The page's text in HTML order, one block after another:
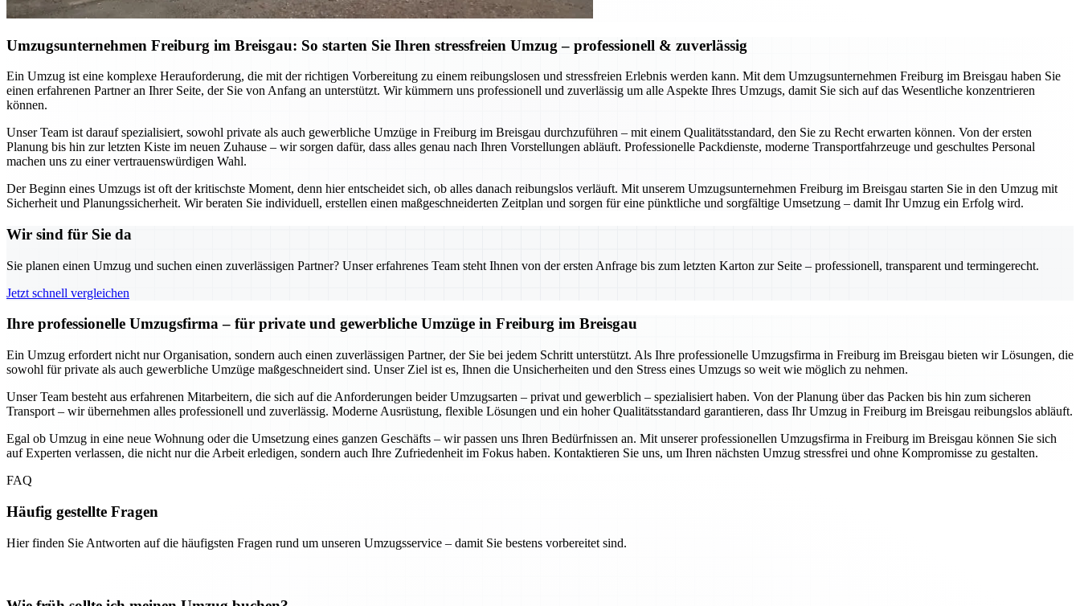
Umzugsunternehmen Freiburg im Breisgau: So starten Sie Ihren stressfreien Umzug – professionell & zuverlässig
Ein Umzug ist eine komplexe Herauforderung, die mit der richtigen Vorbereitung zu einem reibungslosen und stressfreien Erlebnis werden kann. Mit dem Umzugsunternehmen Freiburg im Breisgau haben Sie
einen erfahrenen Partner an Ihrer Seite, der Sie von Anfang an unterstützt. Wir kümmern uns professionell und zuverlässig um alle Aspekte Ihres Umzugs, damit Sie sich auf das Wesentliche konzentrieren
können.
Unser Team ist darauf spezialisiert, sowohl private als auch gewerbliche Umzüge in Freiburg im Breisgau durchzuführen – mit einem Qualitätsstandard, den Sie zu Recht erwarten können. Von der ersten
Planung bis hin zur letzten Kiste im neuen Zuhause – wir sorgen dafür, dass alles genau nach Ihren Vorstellungen abläuft. Professionelle Packdienste, moderne Transportfahrzeuge und geschultes Personal
machen uns zu einer vertrauenswürdigen Wahl.
Der Beginn eines Umzugs ist oft der kritischste Moment, denn hier entscheidet sich, ob alles danach reibungslos verläuft. Mit unserem Umzugsunternehmen Freiburg im Breisgau starten Sie in den Umzug mit
Sicherheit und Planungssicherheit. Wir beraten Sie individuell, erstellen einen maßgeschneiderten Zeitplan und sorgen für eine pünktliche und sorgfältige Umsetzung – damit Ihr Umzug ein Erfolg wird.
Wir sind für Sie da
Sie planen einen Umzug und suchen einen zuverlässigen Partner? Unser erfahrenes Team steht Ihnen von der ersten Anfrage bis zum letzten Karton zur Seite – professionell, transparent und termingerecht.
Jetzt schnell vergleichen
Ihre professionelle Umzugsfirma – für private und gewerbliche Umzüge in Freiburg im Breisgau
Ein Umzug erfordert nicht nur Organisation, sondern auch einen zuverlässigen Partner, der Sie bei jedem Schritt unterstützt. Als Ihre professionelle Umzugsfirma in Freiburg im Breisgau bieten wir Lösungen, die
sowohl für private als auch gewerbliche Umzüge maßgeschneidert sind. Unser Ziel ist es, Ihnen die Unsicherheiten und den Stress eines Umzugs so weit wie möglich zu nehmen.
Unser Team besteht aus erfahrenen Mitarbeitern, die sich auf die Anforderungen beider Umzugsarten – privat und gewerblich – spezialisiert haben. Von der Planung über das Packen bis hin zum sicheren
Transport – wir übernehmen alles professionell und zuverlässig. Moderne Ausrüstung, flexible Lösungen und ein hoher Qualitätsstandard garantieren, dass Ihr Umzug in Freiburg im Breisgau reibungslos abläuft.
Egal ob Umzug in eine neue Wohnung oder die Umsetzung eines ganzen Geschäfts – wir passen uns Ihren Bedürfnissen an. Mit unserer professionellen Umzugsfirma in Freiburg im Breisgau können Sie sich
auf Experten verlassen, die nicht nur die Arbeit erledigen, sondern auch Ihre Zufriedenheit im Fokus haben. Kontaktieren Sie uns, um Ihren nächsten Umzug stressfrei und ohne Kompromisse zu gestalten.
FAQ
Häufig gestellte Fragen
Hier finden Sie Antworten auf die häufigsten Fragen rund um unseren Umzugsservice – damit Sie bestens vorbereitet sind.